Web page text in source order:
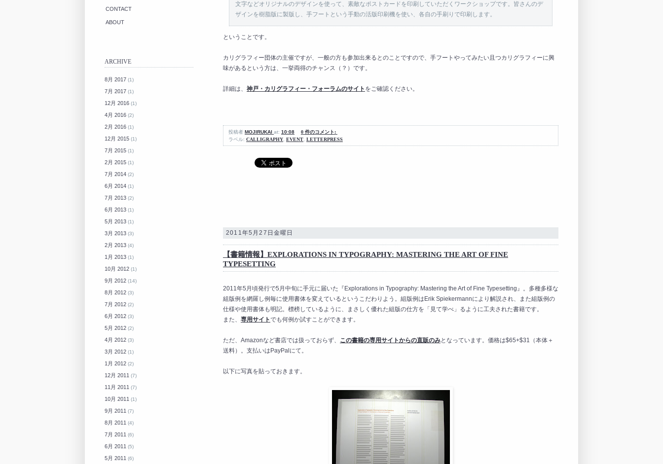
文字などオリジナルのデザインを使って、素敵なポストカードを印刷していただくワークショップです。皆さんのデ
ザインを樹脂版に製版し、手フートという手動の活版印刷機を使い、各自の手刷りで印刷します。
ということです。
カリグラフィー団体の主催ですが、一般の方も参加出来るとのことですので、手フートやってみたい且つカリグラフィーに興
味があるという方は、一挙両得のチャンス（？）です。
詳細は、 神戸・カリグラフィー・フォーラムのサイト をご確認ください。
投稿者 MOJIRUKAI at: 10:08
0 件のコメント:
ラベル: CALLIGRAPHY, EVENT, LETTERPRESS
2011年5月27日金曜日
【書籍情報】EXPLORATIONS IN TYPOGRAPHY: MASTERING THE ART OF FINE
TYPESETTING
2011年5月頃発行で5月中旬に手元に届いた『Explorations in Typography: Mastering the Art of Fine Typesetting』。多種多様な
組版例を網羅し例毎に使用書体を変えているというこだわりよう。組版例はErik Spiekermannにより解説され、また組版例の
仕様や使用書体も明記。標榜しているように、まさしく優れた組版の仕方を「見て学べ」るように工夫された書籍です。
また、 専用サイトでも何例か試すことができます。
ただ、Amazonなど書店では扱っておらず、 この書籍の専用サイトからの直販のみとなっています。価格は$65+$31（本体＋
送料）。支払いはPayPalにて。
以下に写真を貼っておきます。
CONTACT
ABOUT
ARCHIVE
8月 2017 (1)
7月 2017 (1)
12月 2016 (1)
4月 2016 (2)
2月 2016 (1)
12月 2015 (1)
7月 2015 (1)
2月 2015 (1)
7月 2014 (2)
6月 2014 (1)
7月 2013 (2)
6月 2013 (1)
5月 2013 (1)
3月 2013 (3)
2月 2013 (4)
1月 2013 (1)
10月 2012 (1)
9月 2012 (14)
8月 2012 (3)
7月 2012 (2)
6月 2012 (3)
5月 2012 (2)
4月 2012 (3)
3月 2012 (1)
1月 2012 (2)
12月 2011 (7)
11月 2011 (7)
10月 2011 (1)
9月 2011 (7)
8月 2011 (4)
7月 2011 (6)
6月 2011 (5)
5月 2011 (6)